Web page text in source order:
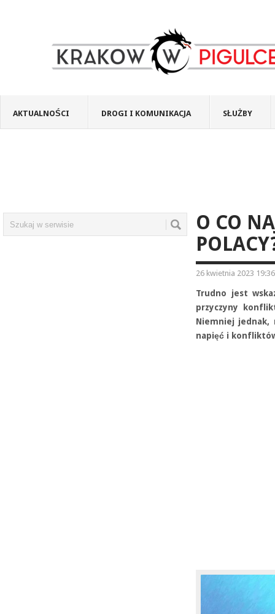
AKTUALNOŚCI DROGI I KOMUNIKACJA SŁUŻBY
O CO
26 kwietnia 2023 19:36
Trudno jest
przyczyny
Niemniej
napięć i